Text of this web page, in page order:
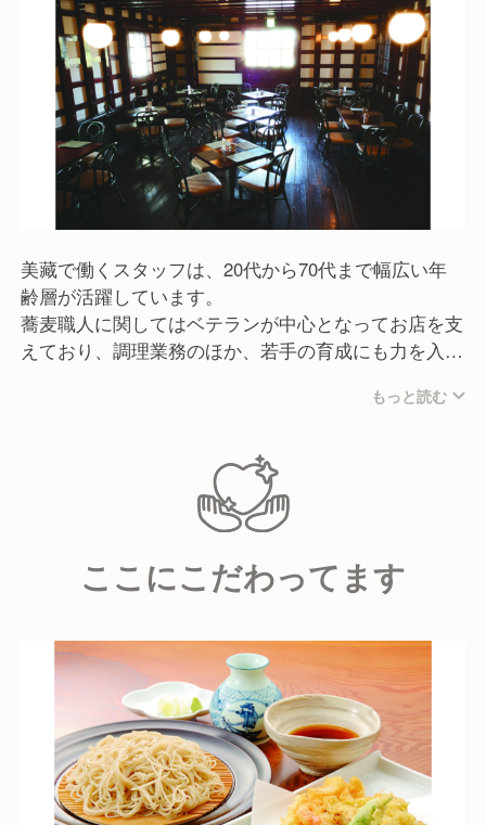
2006年6月の開業以来、箱根・小田原を訪れる多くの
方々に愛され続けてきました。
これからも変わらず、こだわりの蕎麦と鈴廣ならでは
の味わいで、お客様に心温まるひとときをお届けして
まいります。
美藏で働くスタッフは、20代から70代まで幅広い年
齢層が活躍しています。
蕎麦職人に関してはベテランが中心となってお店を支
えており、調理業務のほか、若手の育成にも力を入れ
ームワークを大切にしているので調理場とホールの連
携もしっかり取れており、少人数ながらも息の合った
チームで日々営業をおこなっています。
【求める人物像】
■伝統を大切にしながら新しいことへの挑戦を楽しめ
る方
■固定概念にとらわれずに柔軟に物事を考えられる方
■食を通じて人と社会の役に立ちたいという想いを持
っている方
■チームワークを大切にしながら、自ら考え行動でき
る方
もっと読む
ここにこだわってます